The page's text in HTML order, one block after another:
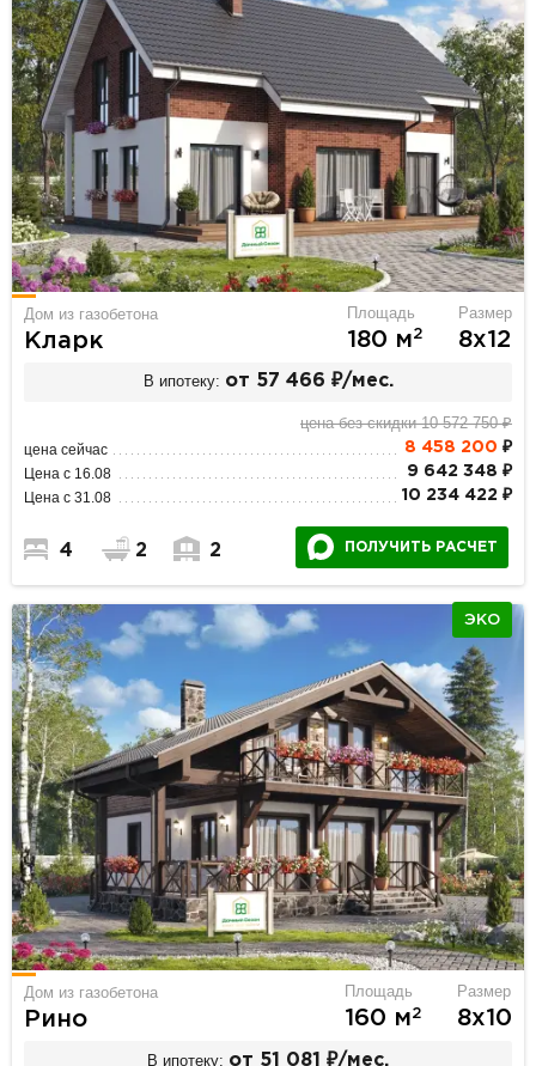
Дом из газобетона
Кларк
Площадь
180 м2
Размер
8х12
В ипотеку: от 57 466 ₽/мес.
цена без скидки 10 572 750 ₽
цена сейчас 8 458 200 ₽
Цена с 16.08 9 642 348 ₽
Цена с 31.08 10 234 422 ₽
4 2 2 ПОЛУЧИТЬ РАСЧЕТ
ЭКО
Дом из газобетона
Рино
Площадь
160 м2
Размер
8х10
В ипотеку: от 51 081 ₽/мес.